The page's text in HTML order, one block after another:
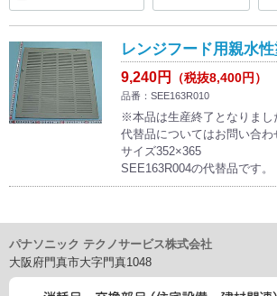
レンジフード用親水
9,240円 （税抜8,400円）
品番：SEE163R010
※本品は生産終了となりまし
代替品についてはお問い合わ
サイズ352×365
SEE163R004の代替品です。
パナソニック テクノサービス株式会社
大阪府門真市大字門真1048